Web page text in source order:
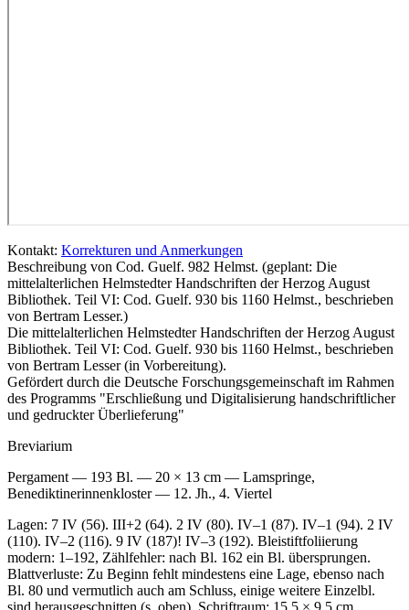
Kontakt: Korrekturen und Anmerkungen
Beschreibung von Cod. Guelf. 982 Helmst. (geplant: Die
mittelalterlichen Helmstedter Handschriften der Herzog August
Bibliothek. Teil VI: Cod. Guelf. 930 bis 1160 Helmst., beschrieben
von Bertram Lesser.)
Die mittelalterlichen Helmstedter Handschriften der Herzog August
Bibliothek. Teil VI: Cod. Guelf. 930 bis 1160 Helmst., beschrieben
von Bertram Lesser (in Vorbereitung).
Gefördert durch die Deutsche Forschungsgemeinschaft im Rahmen
des Programms "Erschließung und Digitalisierung handschriftlicher
und gedruckter Überlieferung"
Breviarium
Pergament — 193 Bl. — 20 × 13 cm — Lamspringe,
Benediktinerinnenkloster — 12. Jh., 4. Viertel
Lagen: 7 IV (56). III+2 (64). 2 IV (80). IV–1 (87). IV–1 (94). 2 IV
(110). IV–2 (116). 9 IV (187)! IV–3 (192). Bleistiftfoliierung
modern: 1–192, Zählfehler: nach Bl. 162 ein Bl. übersprungen.
Blattverluste: Zu Beginn fehlt mindestens eine Lage, ebenso nach
Bl. 80 und vermutlich auch am Schluss, einige weitere Einzelbl.
sind herausgeschnitten (s. oben). Schriftraum: 15,5 × 9,5 cm,